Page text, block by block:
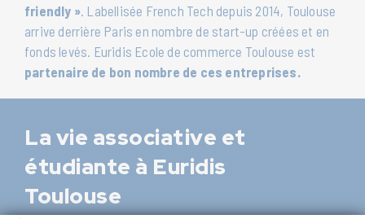
friendly ». Labellisée French Tech depuis 2014, Toulouse
arrive derrière Paris en nombre de start-up créées et en
fonds levés. Euridis Ecole de commerce Toulouse est
partenaire de bon nombre de ces entreprises.
La vie associative et
étudiante à Euridis
Toulouse